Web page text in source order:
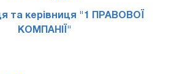
та керівниця "1 ПРАВОВОЇ
КОМПАНІЇ"